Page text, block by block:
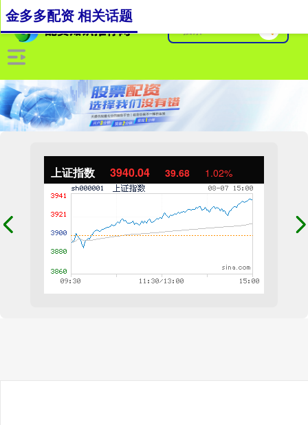
上证指数 3940.04 39.68 1.02%
金多多配资 相关话题